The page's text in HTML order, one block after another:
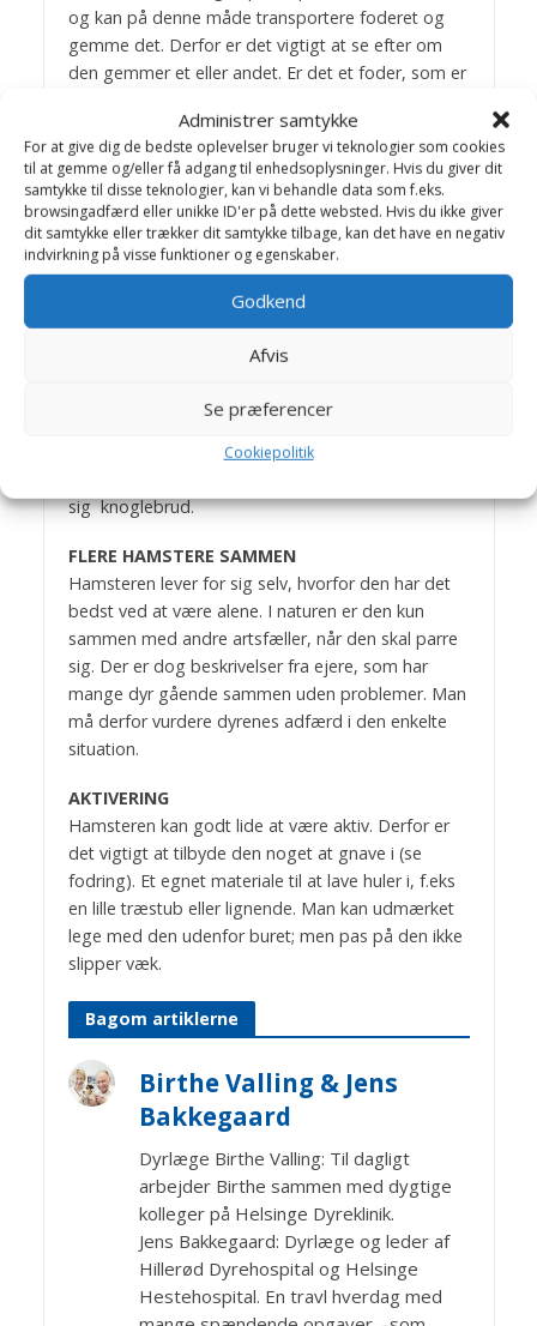
Administrer samtykke
For at give dig de bedste oplevelser bruger vi teknologier som cookies
til at gemme og/eller få adgang til enhedsoplysninger. Hvis du giver dit
samtykke til disse teknologier, kan vi behandle data som f.eks.
browsingadfærd eller unikke ID'er på dette websted. Hvis du ikke giver
dit samtykke eller trækker dit samtykke tilbage, kan det have en negativ
indvirkning på visse funktioner og egenskaber.
Godkend
Afvis
Se præferencer
Cookiepolitik
og kan på denne måde transportere foderet og
gemme det. Derfor er det vigtigt at se efter om
den gemmer et eller andet. Er det et foder, som er
dagligt. Til gengæld er hamsteren et renligt dyr.
Den placerer sin afføring et bestemt sted, som
regel i et hjørne af buret, hvorfor det er let at
holde buret rent. Det vil som regel være nok at
rengøre dette hjørne en til to gange om ugen. En
gang om ugen bør man foretage en
hovedrengøring og udskifte bundmaterialet.
Hamsteren skal håndteres dagligt fra de er helt
små, hvis de skal blive tamme og lette at fange.
Man løfter dem omkring hele kroppen og
understøtter bagkroppen. Pas på ikke at tabe
sig knoglebrud.
FLERE HAMSTERE SAMMEN
Hamsteren lever for sig selv, hvorfor den har det
bedst ved at være alene. I naturen er den kun
sammen med andre artsfæller, når den skal parre
sig. Der er dog beskrivelser fra ejere, som har
mange dyr gående sammen uden problemer. Man
må derfor vurdere dyrenes adfærd i den enkelte
situation.
AKTIVERING
Hamsteren kan godt lide at være aktiv. Derfor er
det vigtigt at tilbyde den noget at gnave i (se
fodring). Et egnet materiale til at lave huler i, f.eks
en lille træstub eller lignende. Man kan udmærket
lege med den udenfor buret; men pas på den ikke
slipper væk.
Bagom artiklerne
Birthe Valling & Jens
Bakkegaard
Dyrlæge Birthe Valling: Til dagligt
arbejder Birthe sammen med dygtige
kolleger på Helsinge Dyreklinik.
Jens Bakkegaard: Dyrlæge og leder af
Hillerød Dyrehospital og Helsinge
Hestehospital. En travl hverdag med